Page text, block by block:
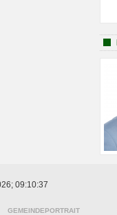
09:10:37
GEMEINDEPORTRAIT